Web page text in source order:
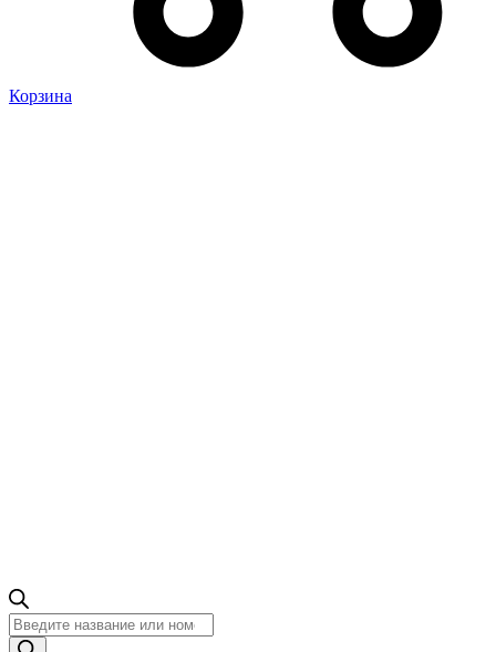
Корзина
Поиск
товаров